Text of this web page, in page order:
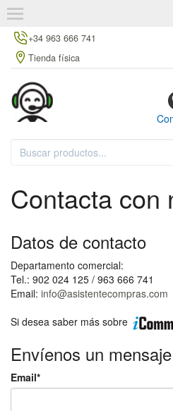
+34 963 666 741
Tienda física
Contacta con
Datos de contacto
Departamento comercial:
Tel.: 902 024 125 / 963 666 741
Email: info@asistentecompras.com
Si desea saber más sobre
Envíenos un mensaje
Email*